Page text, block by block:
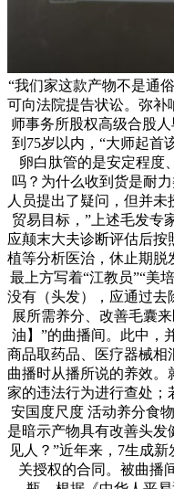
“我们家这款产物不是通
可向法院提告状讼。弥补
师事务所股权高级合股
到75岁以内，“大师起首
卵白肽管的是安定程度
吗？为什么收到货是耐
人员提出了疑问，但并
贸易目标，”上述毛发专
应颠末大夫诊断评估后按
植等分析医治，休止期脱
最上方写着“江教员”“美
没有（头发），应通过去
展所需养分、改善毛囊
油】”的曲播间。此中，
商品取药品、医疗器械相
曲播时从播所说的养效
家的违法行为进行查处；
安国度尺度 活动养分食
是暗示产物具有改善头
见人？”近年来，7生成
关授权的合同。被曲播